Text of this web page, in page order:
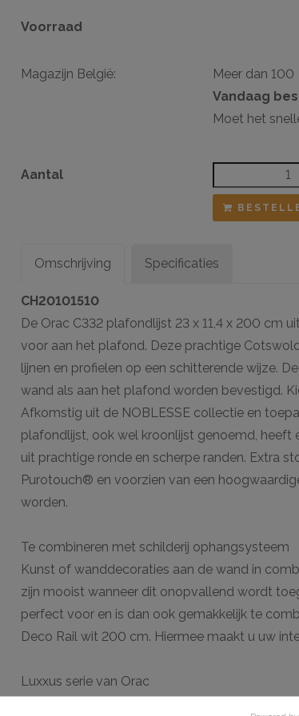
Voorraad
Magazijn België:
Meer dan 100
Vandaag
Moet het
Aantal
Omschrijving
CH20101510
De Orac C332 plafondlijst 23 x 11,4 x 200 cm
voor aan het plafond. Deze prachtige
lijnen en profielen op een schitterende wijze.
wand als aan het plafond worden bevestigd.
Afkomstig uit de NOBLESSE collectie en
plafondlijst, ook wel kroonlijst genoemd, heeft
uit prachtige ronde en scherpe randen. Extra
Purotouch® en voorzien van een
worden.
Te combineren met schilderij ophangsysteem
Kunst of wanddecoraties aan de wand in
zijn mooist wanneer dit onopvallend wordt
perfect voor en is dan ook gemakkelijk te
Deco Rail wit 200 cm. Hiermee maakt u uw
Luxxus serie van Orac
De Luxxus serie van Orac bevat topkwaliteit
Specificaties